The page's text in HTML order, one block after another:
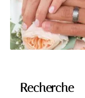
Recherche